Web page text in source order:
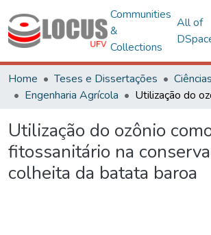
Communities
&
Collections
All of
Home Teses e Dissertações
Engenharia Agrícola
Utilização do ozônio
fitossanitário na
colheita da batata baroa